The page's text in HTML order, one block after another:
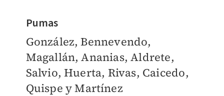
Pumas
González, Bennevendo,
Magallán, Ananias, Aldrete,
Salvio, Huerta, Rivas, Caicedo,
Quispe y Martínez